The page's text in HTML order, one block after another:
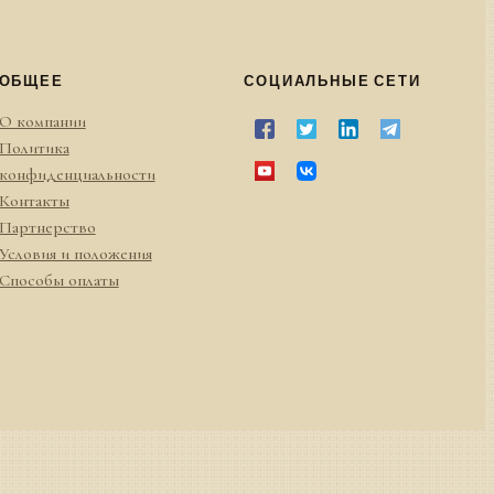
компании
и положения
оплаты
СОЦИАЛЬНЫЕ СЕТИ